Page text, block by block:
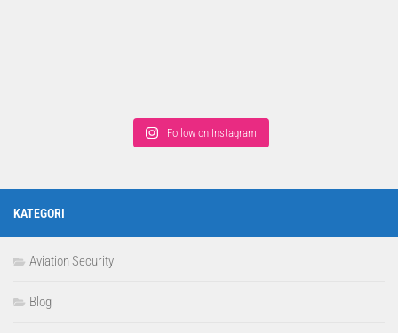
Follow on Instagram
KATEGORI
Aviation Security
Blog